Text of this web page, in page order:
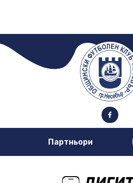
Партньори